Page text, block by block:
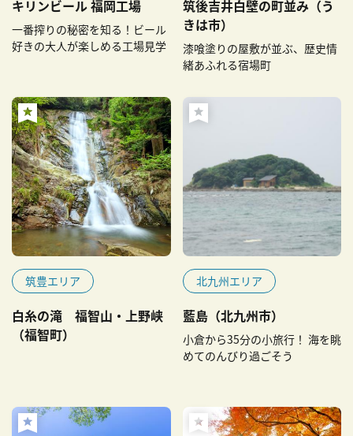
キリンビール 福岡工場
一番搾りの秘密を知る！ビール
好きの大人が楽しめる工場見学
筑後吉井白壁の町並み（う
きは市）
漆喰塗りの屋敷が並ぶ、歴史情
緒あふれる宿場町
筑豊エリア
白糸の滝 福智山・上野峡
（福智町）
北九州エリア
藍島（北九州市）
小倉から35分の小旅行！ 海を眺
めてのんびり過ごそう